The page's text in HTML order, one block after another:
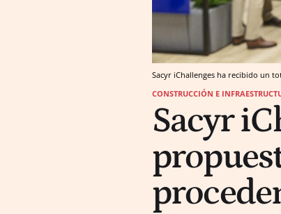
Sacyr iChallenges ha recibido un
CONSTRUCCIÓN E
Sacyr